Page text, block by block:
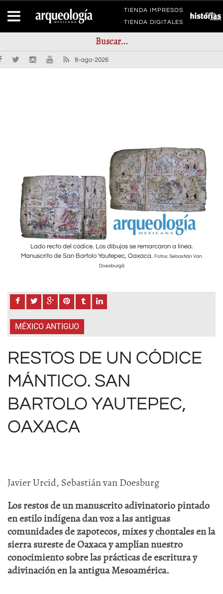
TIENDA IMPRESOS
TIENDA DIGITALES
8-ago-2026
Lado recto del códice. Los dibujos se remarcaron a línea.
Manuscrito de San Bartolo Yautepec, Oaxaca. Fotos: Sebastián Van
Doesburgå
MÉXICO ANTIGUO
RESTOS DE UN CÓDICE
MÁNTICO. SAN
BARTOLO YAUTEPEC,
OAXACA
Javier Urcid, Sebastián van Doesburg
Los restos de un manuscrito adivinatorio pintado
en estilo indígena dan voz a las antiguas
comunidades de zapotecos, mixes y chontales en la
sierra sureste de Oaxaca y amplían nuestro
conocimiento sobre las prácticas de escritura y
adivinación en la antigua Mesoamérica.